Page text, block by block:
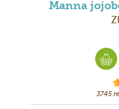
Manna
3745